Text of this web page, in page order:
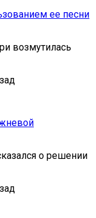
ее песни
возмутилась
о решении